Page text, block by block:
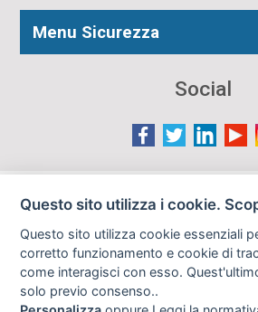
Menu Sicurezza
Social
Le immagini presenti nel sito sono
gli autori o i soggetti ritratti fossero
in questa sede, l'Istituto, ove
rimuoverle previa richiesta
Questo sito utilizza i cookie.
Questo sito utilizza cookie essenziali
corretto funzionamento e cookie di
come interagisci con esso.
solo previo consenso..